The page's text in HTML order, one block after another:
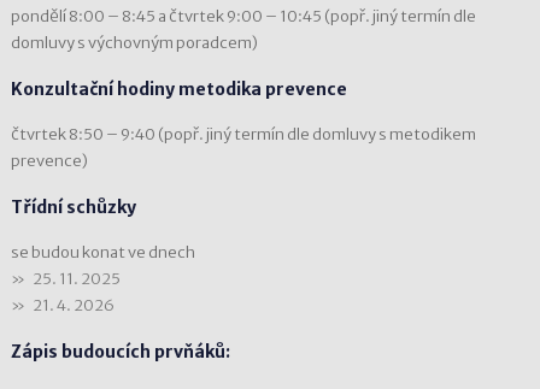
pondělí 8:00 – 8:45 a čtvrtek 9:00 – 10:45 (popř. jiný termín dle
domluvy s výchovným poradcem)
Konzultační hodiny metodika prevence
čtvrtek 8:50 – 9:40 (popř. jiný termín dle domluvy s metodikem
prevence)
Třídní schůzky
se budou konat ve dnech
25. 11. 2025
21. 4. 2026
Zápis budoucích prvňáků: